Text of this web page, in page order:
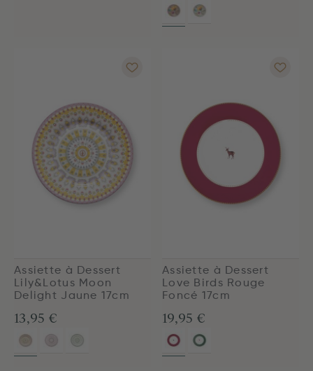
Assiette à Dessert
Lily&Lotus Moon
Delight Jaune 17cm
13,95 €
Assiette à Dessert
Love Birds Rouge
Foncé 17cm
19,95 €